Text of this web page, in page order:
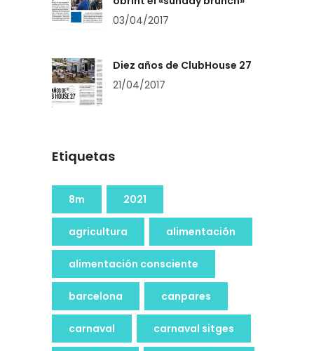
03/04/2017
Diez años de ClubHouse 27
21/04/2017
Etiquetas
8m 2021
agricultura alimentación
alimentación consciente
barcelona canpares
carnaval carnaval sitges